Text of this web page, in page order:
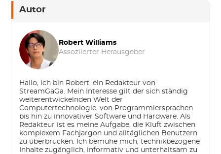
Autor
Robert Williams
Assoziierter Herausgeber
Hallo, ich bin Robert, ein Redakteur von
StreamGaGa. Mein Interesse gilt der sich ständig
weiterentwickelnden Welt der
Computertechnologie, von Programmiersprachen
bis hin zu innovativer Software und Hardware. Als
Redakteur ist es meine Aufgabe, die Kluft zwischen
komplexem Fachjargon und alltäglichen Benutzern
zu überbrücken. Ich bemühe mich, technikbezogene
Inhalte zugänglich, informativ und unterhaltsam zu